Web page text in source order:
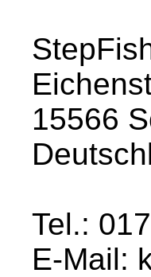
15566
Tel.:
E-Mail: